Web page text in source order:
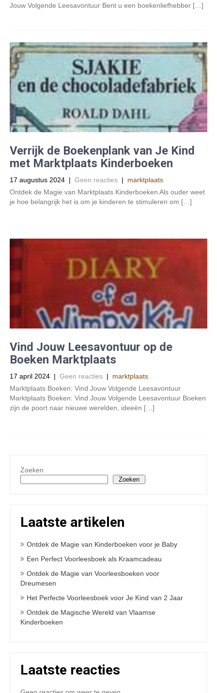
Jouw Volgende Leesavontuur Bent u een boekenliefhebber […]
Verrijk de Boekenplank van Je Kind
met Marktplaats Kinderboeken
17 augustus 2024 | Geen reacties | marktplaats
Ontdek de Magie van Marktplaats Kinderboeken Als ouder weet
je hoe belangrijk het is om je kinderen te stimuleren om […]
Vind Jouw Leesavontuur op de
Boeken Marktplaats
17 april 2024 | Geen reacties | marktplaats
Marktplaats Boeken: Vind Jouw Volgende Leesavontuur
Marktplaats Boeken: Vind Jouw Volgende Leesavontuur Boeken
zijn de poort naar nieuwe werelden, ideeën […]
Zoeken
Zoeken
Laatste artikelen
Ontdek de Magie van Kinderboeken voor je Baby
Een Perfect Voorleesboek als Kraamcadeau
Ontdek de Magie van Voorleesboeken voor
Dreumesen
Het Perfecte Voorleesboek voor Je Kind van 2 Jaar
Ontdek de Magische Wereld van Vlaamse
Kinderboeken
Laatste reacties